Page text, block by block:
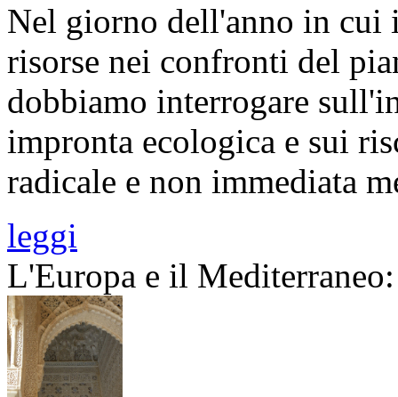
Nel giorno dell'anno in cui
risorse nei confronti del
dobbiamo interrogare
impronta ecologica e sui
radicale e non immediata
leggi
L'Europa e il